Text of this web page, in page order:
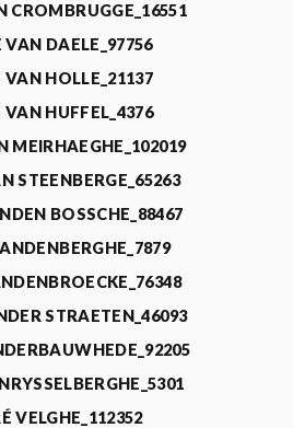
CROMBRUGGE_16551
VAN DAELE_97756
VAN HOLLE_21137
VAN HUFFEL_4376
MEIRHAEGHE_102019
STEENBERGE_65263
BOSSCHE_88467
STRAETEN_46093
VELGHE_112352